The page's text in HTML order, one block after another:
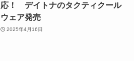
応！ デイトナのタクティクール
ウェア発売
2025年4月16日